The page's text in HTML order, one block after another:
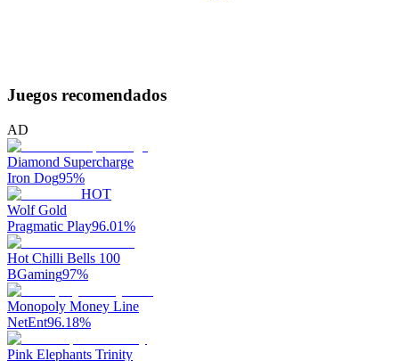
Juegos recomendados
AD
Diamond Supercharge
Iron Dog95%
HOT
Wolf Gold
Pragmatic Play96.01%
Hot Chilli Bells 100
BGaming97%
Monopoly Money Line
NetEnt96.18%
Pink Elephants Trinity